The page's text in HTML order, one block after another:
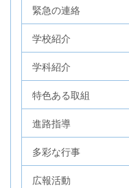
緊急の連絡
学校紹介
学科紹介
特色ある取組
進路指導
多彩な行事
広報活動